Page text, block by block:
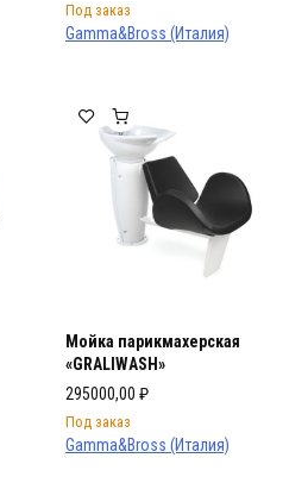
Под заказ
Gamma&Bross (Италия)
Мойка парикмахерская
«GRALIWASH»
295000,00 ₽
Под заказ
Gamma&Bross (Италия)